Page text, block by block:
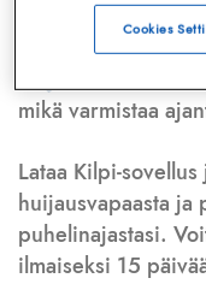
Lisäksi
puhelinhuijarin
huijausviesti.
mikä varmistaa
Lataa Kilpi-
huijausvapaasta ja
puhelinajastasi.
ilmaiseksi 15
Cookies